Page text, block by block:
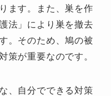
ます。また、巣を作
法」により巣を撤去
。そのため、鳩の被
策が重要なのです。
、自分でできる対策